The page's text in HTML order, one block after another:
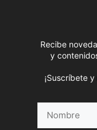
Recibe
y
¡Suscríbete